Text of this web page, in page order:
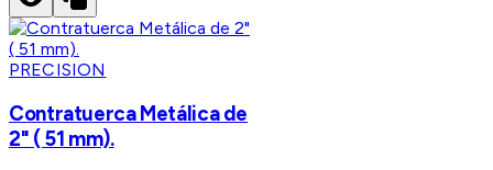
PRECISION
Contratuerca Metálica de
2" ( 51 mm).